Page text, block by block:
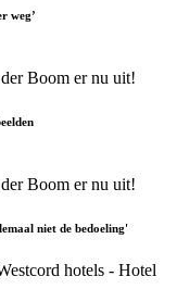
weg’
niet de bedoeling'